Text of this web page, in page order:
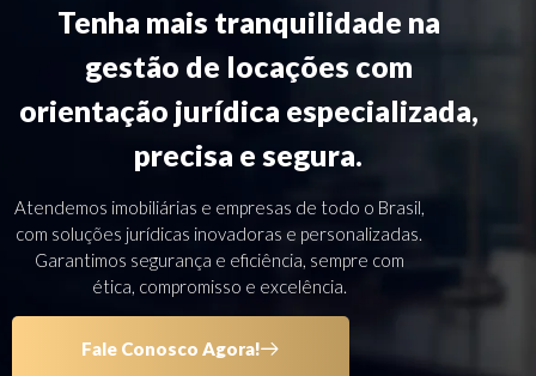
Tenha mais tranquilidade na
gestão de locações com
orientação jurídica especializada,
precisa e segura.
Atendemos imobiliárias e empresas de todo o Brasil,
com soluções jurídicas inovadoras e personalizadas.
Garantimos segurança e eficiência, sempre com
ética, compromisso e excelência.
Fale Conosco Agora!